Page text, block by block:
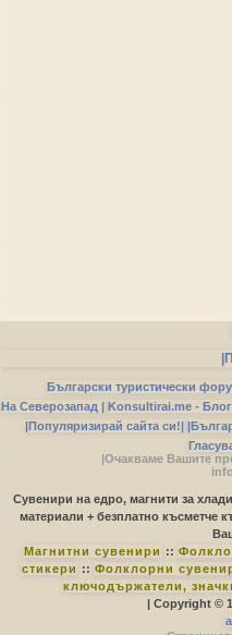
Български туристически
На Северозапад | Konsultirai.me -
|Популяризирай сайта си!|
|Очакваме Вашите
Сувенири на едро, магнити за
материали + безплатно късметче
Магнитни сувенири ::
стикери :: Фолклорни
ключодържатели,
| Copyright ©